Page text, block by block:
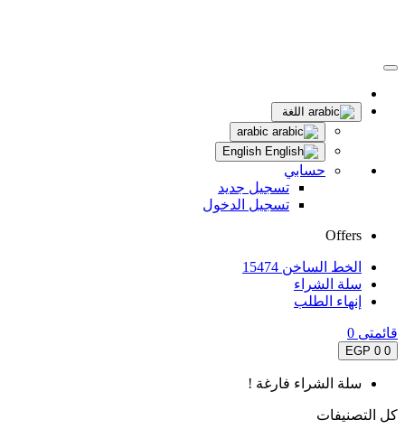
اللغة
حسابي
تسجيل جديد
تسجيل الدخول
Offers
الخط الساخن 15474
سلة الشراء
إنهاء الطلب
قائمتى 0
0
0 EGP
سلة الشراء فارغة !
كل التصنيفات